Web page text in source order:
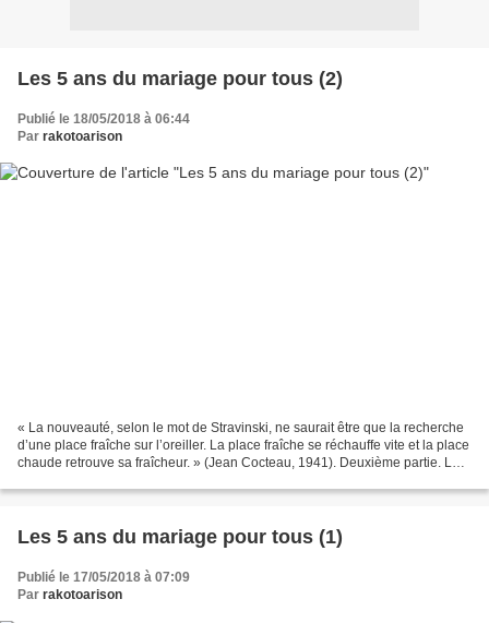
Les 5 ans du mariage pour tous (2)
Publié le 18/05/2018 à 06:44
Par rakotoarison
« La nouveauté, selon le mot de Stravinski, ne saurait être que la recherche
d’une place fraîche sur l’oreiller. La place fraîche se réchauffe vite et la place
chaude retrouve sa fraîcheur. » (Jean Cocteau, 1941). Deuxième partie. Le
Les 5 ans du mariage pour tous (1)
Publié le 17/05/2018 à 07:09
Par rakotoarison